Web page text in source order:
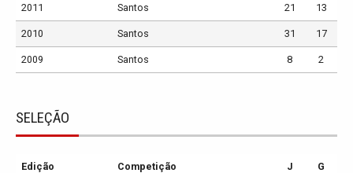
2011 Santos 21 13
2010 Santos 31 17
2009 Santos 8 2
SELEÇÃO
Edição Competição J G